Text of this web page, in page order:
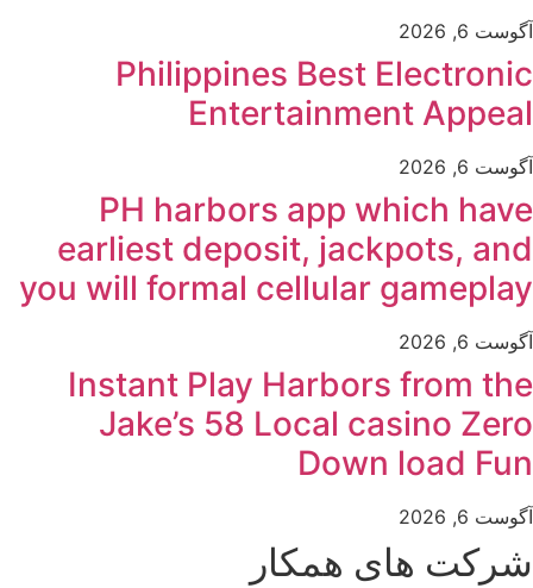
آگوست 6, 2026
Philippines Best Electronic
Entertainment Appeal
آگوست 6, 2026
PH harbors app which have
earliest deposit, jackpots, and
you will formal cellular gameplay
آگوست 6, 2026
Instant Play Harbors from the
Jake’s 58 Local casino Zero
Down load Fun
آگوست 6, 2026
شرکت های همکار